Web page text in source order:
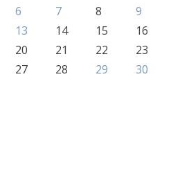
6 7 8
9
13 14 15
16
20 21 22
23
27 28 29
30